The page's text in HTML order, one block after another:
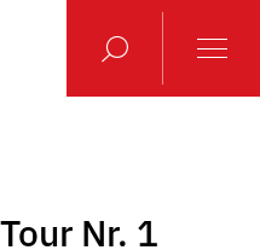
Nr. 1